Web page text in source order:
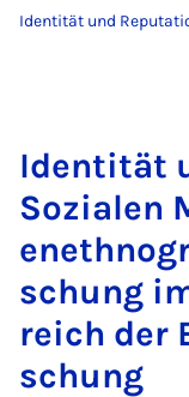
Identität und
Iden­ti­tät
So­zi­a­len
schung
reich der
schung